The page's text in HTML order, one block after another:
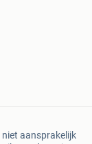
aansprakelijk